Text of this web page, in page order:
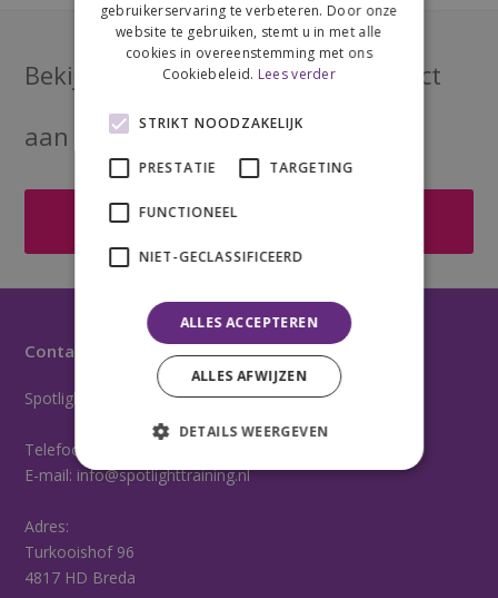
Bekijk onze agendaof meld je direct
aan voor een van onze trainingen!
Direct Aanmelden
Contactgegevens
Spotlight Training en Ontwikkeling
Telefoon:
E-mail: info@spotlighttraining.nl
Adres:
Turkooishof 96
4817 HD Breda
gebruikerservaring te verbeteren. Door onze
website te gebruiken, stemt u in met alle
cookies in overeenstemming met ons
Cookiebeleid. Lees verder
STRIKT NOODZAKELIJK
PRESTATIE TARGETING
FUNCTIONEEL
NIET-GECLASSIFICEERD
ALLES ACCEPTEREN
ALLES AFWIJZEN
DETAILS WEERGEVEN